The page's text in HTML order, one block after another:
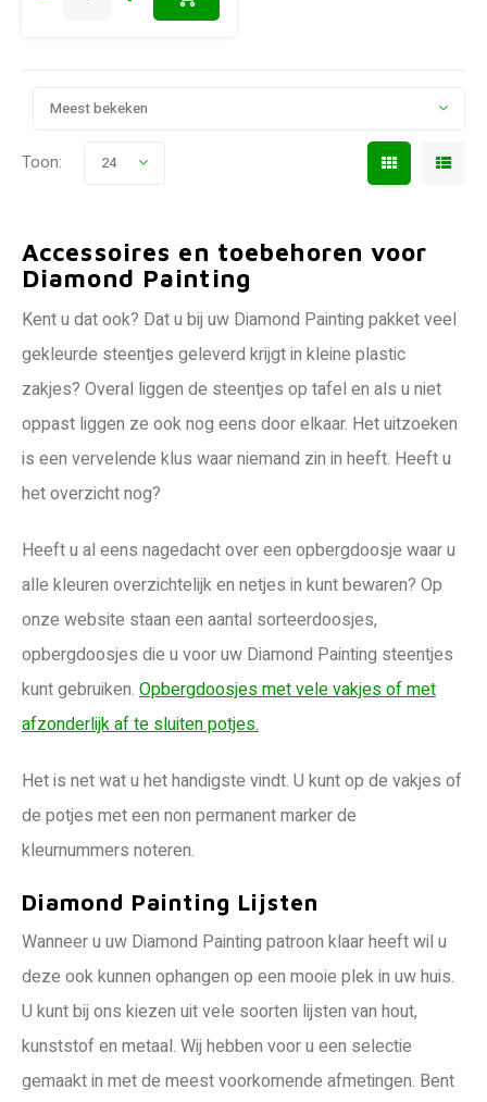
Meest bekeken
Toon: 24
Accessoires en toebehoren voor
Diamond Painting
Kent u dat ook? Dat u bij uw Diamond Painting pakket veel
gekleurde steentjes geleverd krijgt in kleine plastic
zakjes? Overal liggen de steentjes op tafel en als u niet
oppast liggen ze ook nog eens door elkaar. Het uitzoeken
is een vervelende klus waar niemand zin in heeft. Heeft u
het overzicht nog?
Heeft u al eens nagedacht over een opbergdoosje waar u
alle kleuren overzichtelijk en netjes in kunt bewaren? Op
onze website staan een aantal sorteerdoosjes,
opbergdoosjes die u voor uw Diamond Painting steentjes
kunt gebruiken. Opbergdoosjes met vele vakjes of met
afzonderlijk af te sluiten potjes.
Het is net wat u het handigste vindt. U kunt op de vakjes of
de potjes met een non permanent marker de
kleurnummers noteren.
Diamond Painting Lijsten
Wanneer u uw Diamond Painting patroon klaar heeft wil u
deze ook kunnen ophangen op een mooie plek in uw huis.
U kunt bij ons kiezen uit vele soorten lijsten van hout,
kunststof en metaal. Wij hebben voor u een selectie
gemaakt in met de meest voorkomende afmetingen. Bent